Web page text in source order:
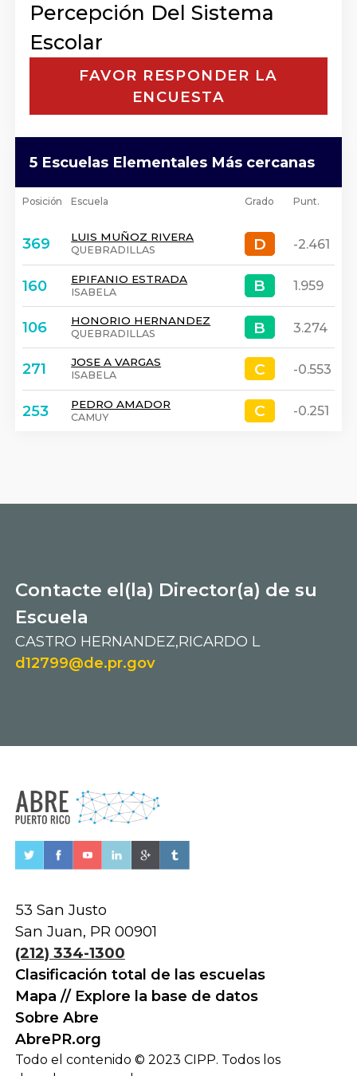
Percepción Del Sistema
Escolar
FAVOR RESPONDER LA
ENCUESTA
5 Escuelas Elementales Más cercanas
Posición Escuela Grado Punt.
369 LUIS MUÑOZ RIVERA
QUEBRADILLAS D
D -2.461
160 EPIFANIO ESTRADA
ISABELA B
B 1.959
106 HONORIO HERNANDEZ
QUEBRADILLAS B
B 3.274
271 JOSE A VARGAS
ISABELA C
C -0.553
253 PEDRO AMADOR
CAMUY C
C -0.251
Contacte el(la) Director(a) de su
Escuela
CASTRO HERNANDEZ,RICARDO L
d12799@de.pr.gov
53 San Justo
San Juan, PR 00901
(212) 334-1300
Clasificación total de las escuelas
Mapa // Explore la base de datos
Sobre Abre
AbrePR.org
Todo el contenido © 2023 CIPP. Todos los